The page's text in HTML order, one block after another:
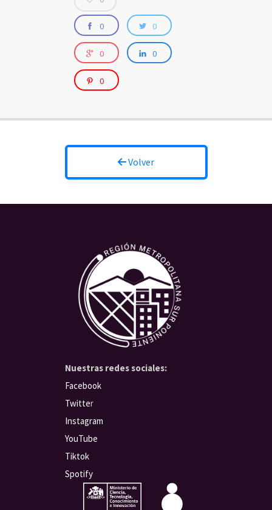
0 0
0 0
0
Volver
Nuestras redes sociales:
Facebook
Twitter
Instagram
YouTube
Tiktok
Spotify